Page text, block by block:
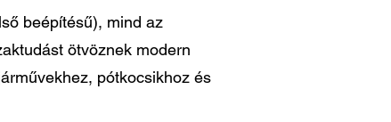
beépítésű), mind az
ötvöznek modern
pótkocsikhoz és